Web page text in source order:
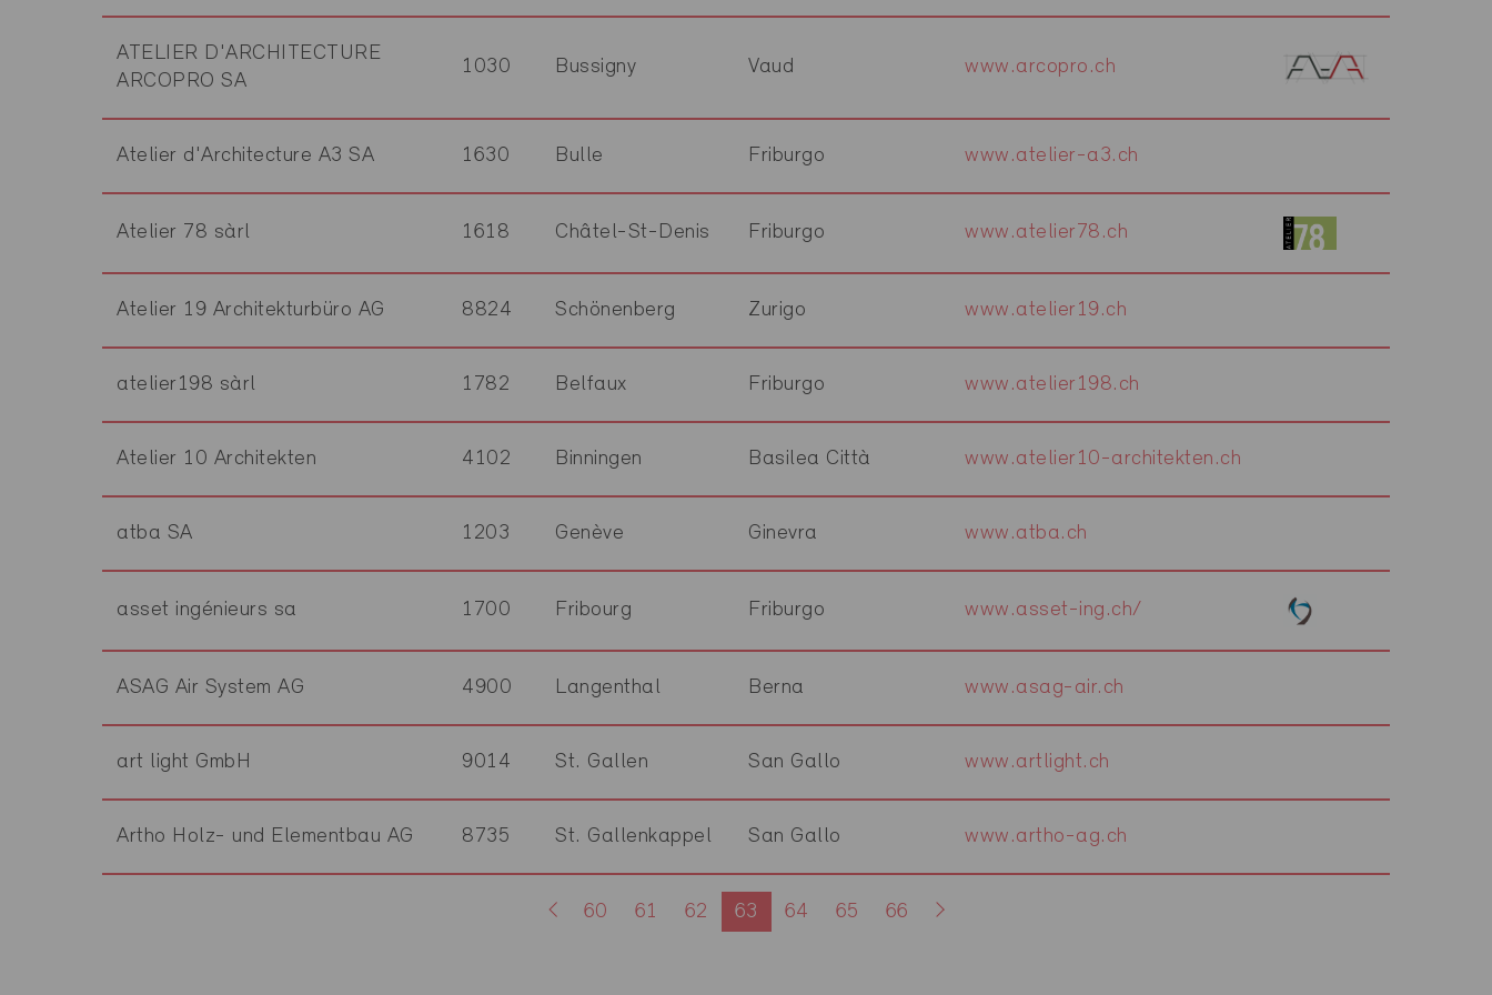
ATELIER D'ARCHITECTURE
ARCOPRO SA
1030 Bussigny Vaud www.arcopro.ch
Atelier d'Architecture A3 SA 1630 Bulle Friburgo www.atelier-a3.ch
Atelier 78 sàrl 1618 Châtel-St-Denis Friburgo www.atelier78.ch
Atelier 19 Architekturbüro AG 8824 Schönenberg Zurigo www.atelier19.ch
atelier198 sàrl 1782 Belfaux Friburgo www.atelier198.ch
Atelier 10 Architekten 4102 Binningen Basilea Città www.atelier10-architekten.ch
atba SA 1203 Genève Ginevra www.atba.ch
asset ingénieurs sa 1700 Fribourg Friburgo www.asset-ing.ch/
ASAG Air System AG 4900 Langenthal Berna www.asag-air.ch
art light GmbH 9014 St. Gallen San Gallo www.artlight.ch
Artho Holz- und Elementbau AG 8735 St. Gallenkappel San Gallo www.artho-ag.ch
60 61 62 63 64 65 66